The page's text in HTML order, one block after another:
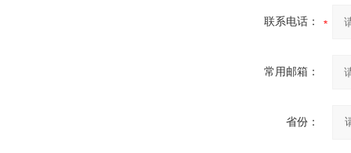
联系电话：
常用邮箱：
省份：